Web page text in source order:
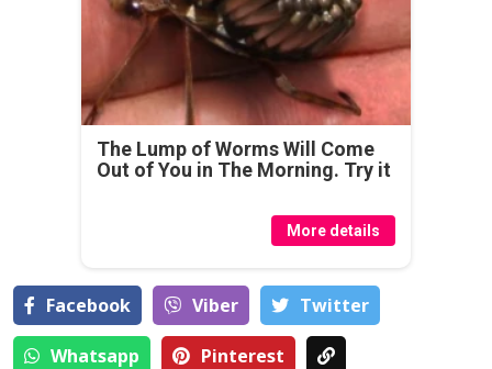
The Lump of Worms Will Come
Out of You in The Morning. Try it
More details
Facebook Viber Тwitter
Whatsapp Pinterest